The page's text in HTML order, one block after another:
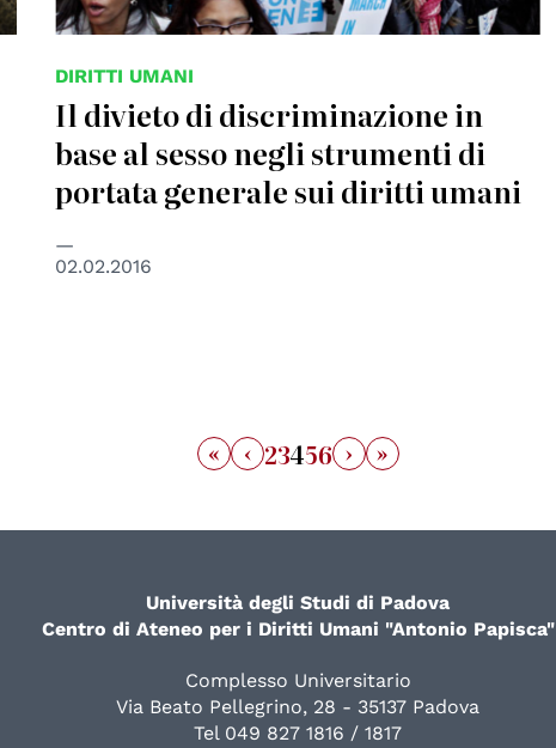
DIRITTI UMANI
Il divieto di discriminazione in
base al sesso negli strumenti di
portata generale sui diritti umani
02.02.2016
« ‹ 23456 › »
Università degli Studi di Padova
Centro di Ateneo per i Diritti Umani "Antonio Papisca"
Complesso Universitario
Via Beato Pellegrino, 28 - 35137 Padova
Tel 049 827 1816 / 1817